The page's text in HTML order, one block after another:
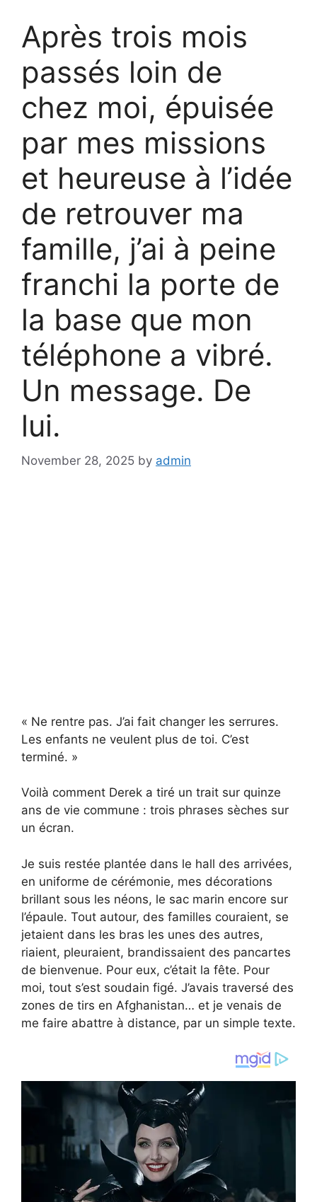
Après trois mois
passés loin de
chez moi, épuisée
par mes missions
et heureuse à l’idée
de retrouver ma
famille, j’ai à peine
franchi la porte de
la base que mon
téléphone a vibré.
Un message. De
lui.
November 28, 2025 by admin
« Ne rentre pas. J’ai fait changer les serrures.
Les enfants ne veulent plus de toi. C’est
terminé. »
Voilà comment Derek a tiré un trait sur quinze
ans de vie commune : trois phrases sèches sur
un écran.
Je suis restée plantée dans le hall des arrivées,
en uniforme de cérémonie, mes décorations
brillant sous les néons, le sac marin encore sur
l’épaule. Tout autour, des familles couraient, se
jetaient dans les bras les unes des autres,
riaient, pleuraient, brandissaient des pancartes
de bienvenue. Pour eux, c’était la fête. Pour
moi, tout s’est soudain figé. J’avais traversé des
zones de tirs en Afghanistan… et je venais de
me faire abattre à distance, par un simple texte.